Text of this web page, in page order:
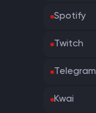
Spotify
Twitch
Telegram
Kwai